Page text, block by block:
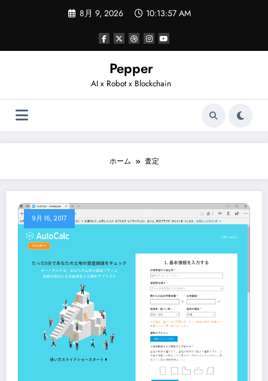
ツ
8月 9, 2026 10:13:57 AM
Pepper
AI x Robot x Blockchain
ホーム 査定
9月 16, 2017